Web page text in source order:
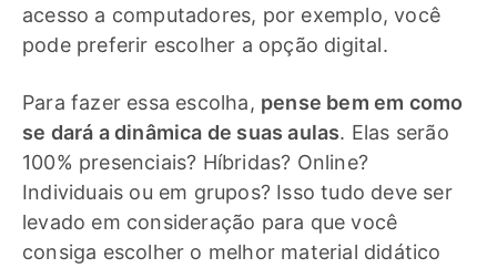
acesso a computadores, por exemplo, você
pode preferir escolher a opção digital.
Para fazer essa escolha, pense bem em como
se dará a dinâmica de suas aulas. Elas serão
100% presenciais? Híbridas? Online?
Individuais ou em grupos? Isso tudo deve ser
levado em consideração para que você
consiga escolher o melhor material didático